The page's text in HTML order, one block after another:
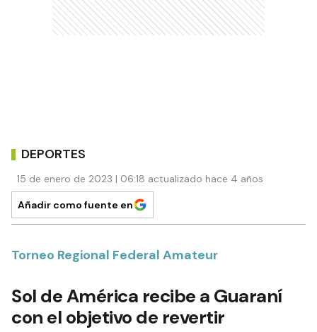
DEPORTES
15 de enero de 2023 | 06:18 actualizado hace 4 años
Añadir como fuente en
Torneo Regional Federal Amateur
Sol de América recibe a Guaraní
con el objetivo de revertir